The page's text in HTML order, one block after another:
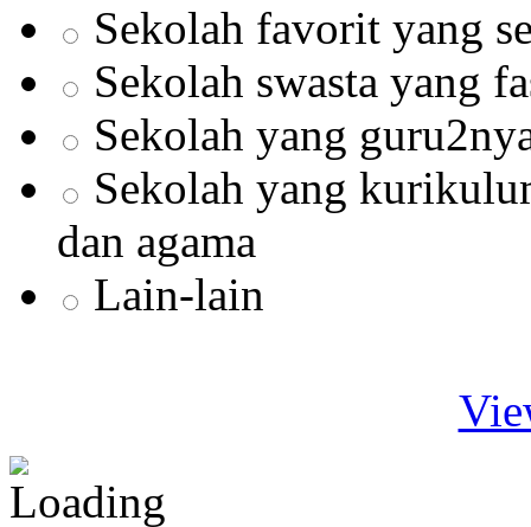
Sekolah favorit yang
Sekolah swasta yang
Sekolah yang
Sekolah yang
dan agama
Lain-lain